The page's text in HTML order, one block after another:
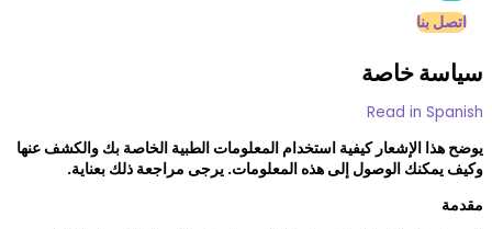
بك والكشف عنها
ذلك بعناية.